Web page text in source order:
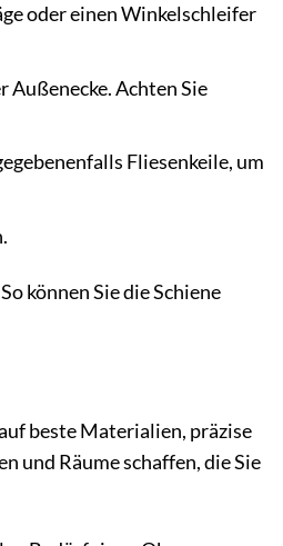
oder einen Winkelschleifer
Außenecke. Achten Sie
Fliesenkeile, um
können Sie die Schiene
beste Materialien, präzise
und Räume schaffen, die Sie